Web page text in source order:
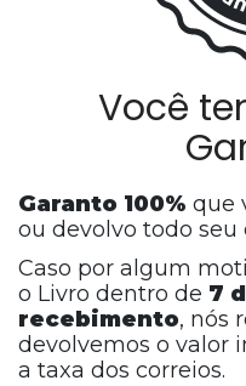
Você
Garanto 100% que
ou devolvo todo
Caso por algum
o Livro dentro de 7
recebimento, nós
devolvemos o valor
a taxa dos correios.